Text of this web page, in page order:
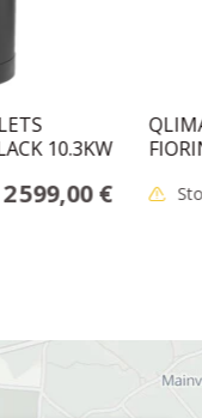
10.3KW
2 599,00 €